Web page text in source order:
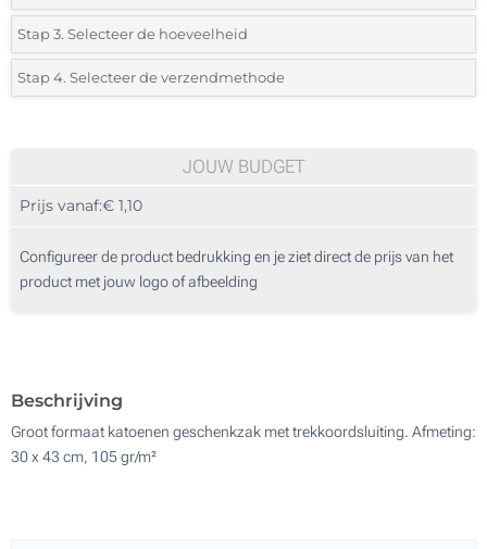
*Selecteer de bedrukking en kleuren van het logo:
1 Kleur (Aan een kant)
3 Kleuren (Aan een kant)
Digitale full colour transfer (Aan een kant)
Stap 3. Selecteer de hoeveelheid
*Selecteer uit de lijst of voeg het gewenste aantal in
50
250
Stap 4. Selecteer de verzendmethode
JOUW BUDGET
Prijs vanaf:€ 1,10
Configureer de product bedrukking en je ziet direct de prijs van het
product met jouw logo of afbeelding
Beschrijving
Groot formaat katoenen geschenkzak met trekkoordsluiting. Afmeting:
30 x 43 cm, 105 gr/m²